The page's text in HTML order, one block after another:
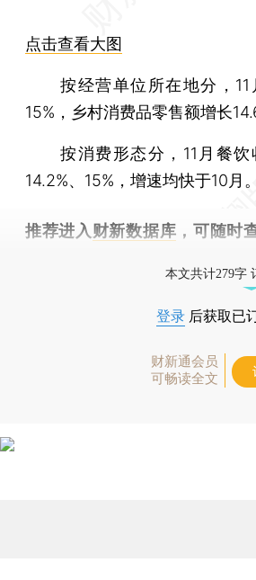
点击查看大图
按经营单位所在地分，11
15%，乡村消费品零售额增长
按消费形态分，11月餐饮
14.2%、15%，增速均快于10月
推荐进入 财新数据库 ，可随时
本文共计279字
登录 后获取已
财新通会员
可畅读全文